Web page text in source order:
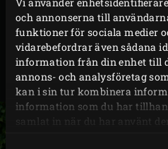
och annonserna till
funktioner för sociala medier
vidarebefordrar även sådana
information från din enhet till
annons- och analysföretag
kan i sin tur kombinera
information som du har
samlat in när du har använt
och Baking Stone omvandlar
en handvändning till en
gräddar de godaste pizzorna.
men det är allt annat än